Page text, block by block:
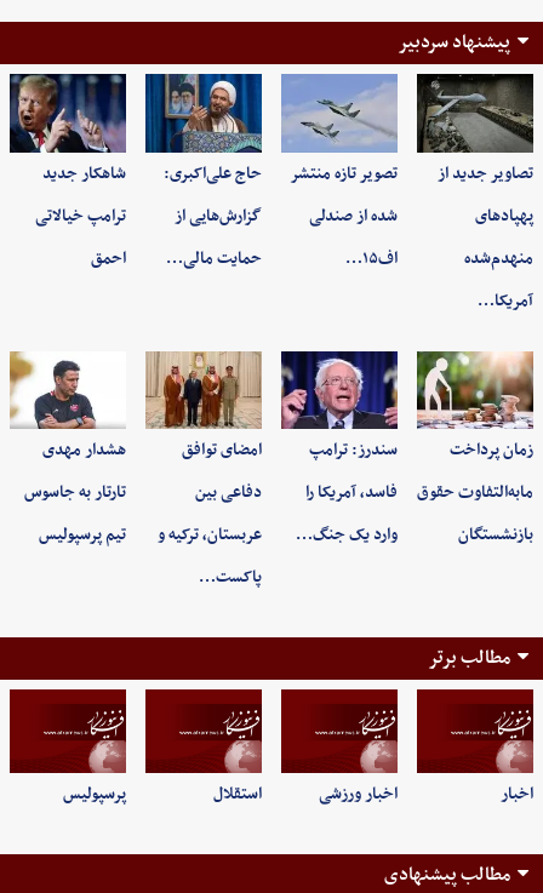
پیشنهاد سردبیر
تصاویر جدید از
پهپادهای
منهدم‌شده
آمریکا…
تصویر تازه منتشر
شده از صندلی
اف۱۵…
حاج علی‌اکبری:
گزارش‌هایی از
حمایت مالی…
شاهکار جدید
ترامپ خیالاتی
احمق
زمان پرداخت
مابه‌التفاوت حقوق
بازنشستگان
سندرز: ترامپ
فاسد، آمریکا را
وارد یک جنگ…
امضای توافق
دفاعی بین
عربستان، ترکیه و
پاکست…
هشدار مهدی
تارتار به جاسوس
تیم پرسپولیس
مطالب برتر
اخبار اخبار ورزشی استقلال پرسپولیس
مطالب پیشنهادی